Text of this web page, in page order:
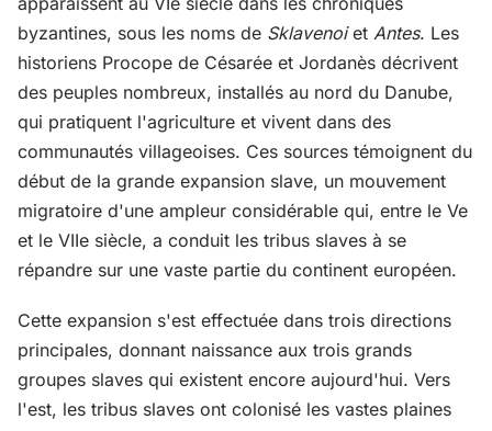
byzantines, sous les noms de Sklavenoiet Antes. Les
historiens Procope de Césarée et Jordanès décrivent
des peuples nombreux, installés au nord du Danube,
qui pratiquent l'agriculture et vivent dans des
communautés villageoises. Ces sources témoignent du
début de la grande expansion slave, un mouvement
migratoire d'une ampleur considérable qui, entre le Ve
et le VIIe siècle, a conduit les tribus slaves à se
répandre sur une vaste partie du continent européen.
Cette expansion s'est effectuée dans trois directions
principales, donnant naissance aux trois grands
groupes slaves qui existent encore aujourd'hui. Vers
l'est, les tribus slaves ont colonisé les vastes plaines